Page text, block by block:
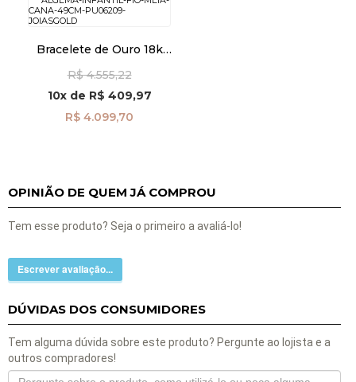
Bracelete de Ouro 18k
Cana 4,9cm pu06209
R$ 4.555,22
10xde R$ 409,97
R$ 4.099,70
OPINIÃO DE QUEM JÁ COMPROU
Tem esse produto? Seja o primeiro a avaliá-lo!
Escrever avaliação...
DÚVIDAS DOS CONSUMIDORES
Tem alguma dúvida sobre este produto? Pergunte ao lojista e a
outros compradores!